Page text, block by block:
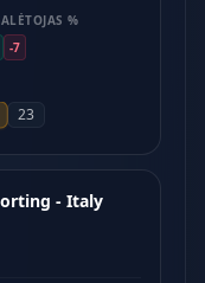
%
-7
23
- Italy